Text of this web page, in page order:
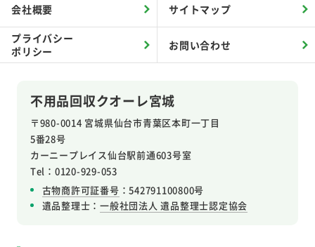
不用品回収クオーレ宮城
〒980-0014 宮城県仙台市青葉区本町一丁目
5番28号
カーニープレイス仙台駅前通603号室
Tel：0120-929-053
古物商許可証番号 ：542791100800号
遺品整理士： 一般社団法人 遺品整理士認定協会
会社概要 サイトマップ
プライバシー
ポリシー
お問い合わせ